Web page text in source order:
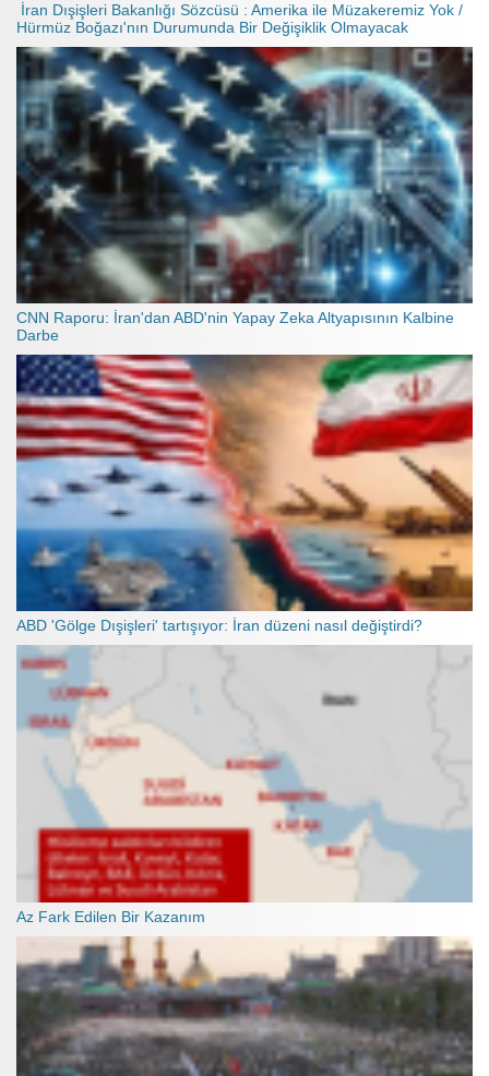
İran Dışişleri Bakanlığı Sözcüsü : Amerika ile Müzakeremiz Yok /
Hürmüz Boğazı'nın Durumunda Bir Değişiklik Olmayacak
CNN Raporu: İran'dan ABD'nin Yapay Zeka Altyapısının Kalbine
Darbe
ABD 'Gölge Dışişleri' tartışıyor: İran düzeni nasıl değiştirdi?
Az Fark Edilen Bir Kazanım